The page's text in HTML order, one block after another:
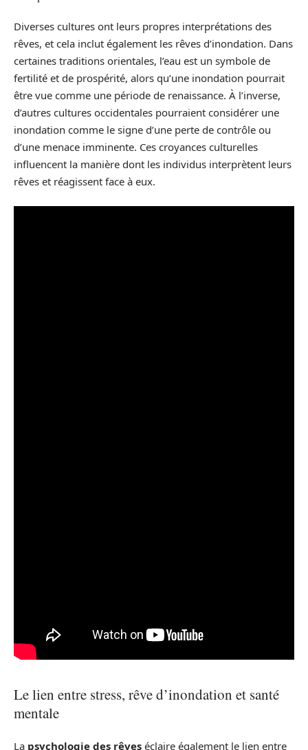
Diverses cultures ont leurs propres interprétations des
rêves, et cela inclut également les rêves d’inondation. Dans
certaines traditions orientales, l’eau est un symbole de
fertilité et de prospérité, alors qu’une inondation pourrait
être vue comme une période de renaissance. À l’inverse,
d’autres cultures occidentales pourraient considérer une
inondation comme le signe d’une perte de contrôle ou
d’une menace imminente. Ces croyances culturelles
influencent la manière dont les individus interprètent leurs
rêves et réagissent face à eux.
Le lien entre stress, rêve d’inondation et santé
mentale
La psychologie des rêves éclaire également le lien entre